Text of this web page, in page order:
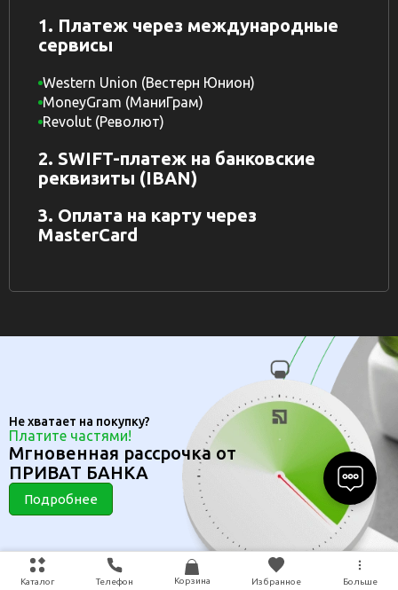
Каталог Телефон Корзина Избранное Больше
1. Платеж через международные
сервисы
Western Union (Вестерн Юнион)
MoneyGram (МаниГрам)
Revolut (Револют)
2. SWIFT-платеж на банковские
реквизиты (IBAN)
3. Оплата на карту через
MasterCard
Не хватает на покупку?
Платите частями!
Мгновенная рассрочка от
ПРИВАТ БАНКА
Подробнее